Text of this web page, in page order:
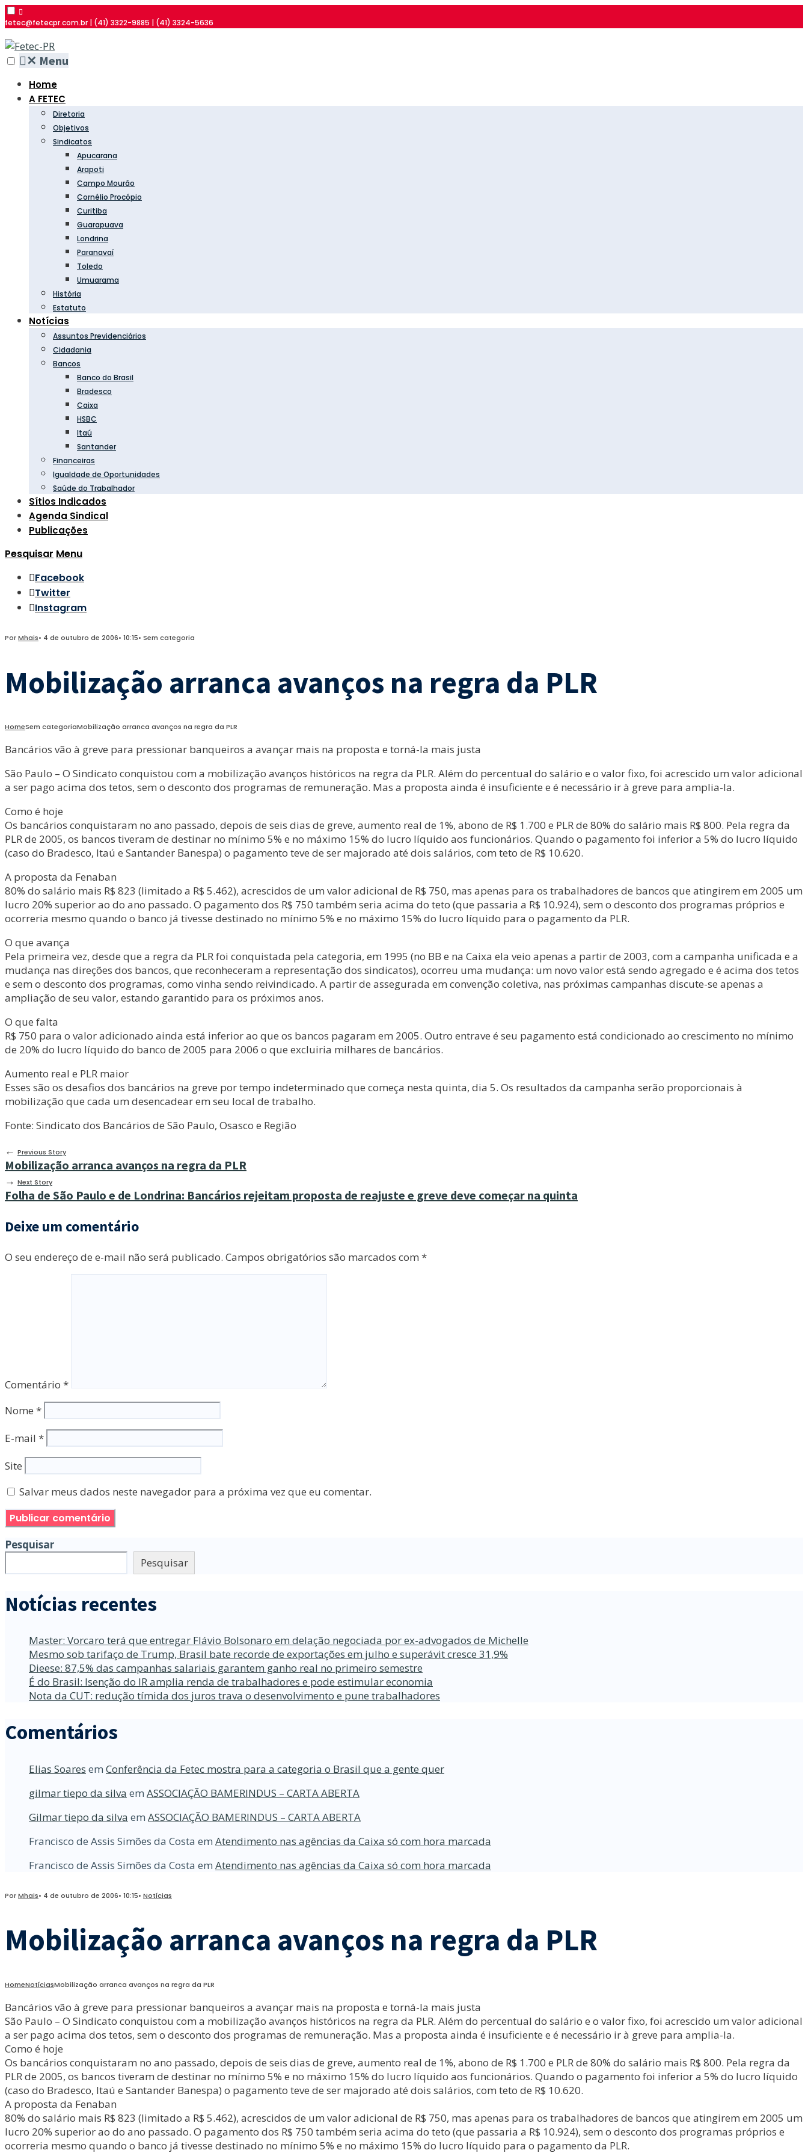
fetec@fetecpr.com.br | (41) 3322-9885 | (41) 3324-5636
✕ Menu
Home
A FETEC
Diretoria
Objetivos
Sindicatos
Apucarana
Arapoti
Campo Mourão
Cornélio Procópio
Curitiba
Guarapuava
Londrina
Paranavaí
Toledo
Umuarama
História
Estatuto
Notícias
Assuntos Previdenciários
Cidadania
Bancos
Banco do Brasil
Bradesco
Caixa
HSBC
Itaú
Santander
Financeiras
Igualdade de Oportunidades
Saúde do Trabalhador
Sítios Indicados
Agenda Sindical
Publicações
Pesquisar Menu
Facebook
Twitter
Instagram
PorMhais• 4 de outubro de 2006• 10:15• Sem categoria
Mobilização arranca avanços na regra da PLR
HomeSem categoriaMobilização arranca avanços na regra da PLR
Bancários vão à greve para pressionar banqueiros a avançar mais na proposta e torná-la mais justa
São Paulo – O Sindicato conquistou com a mobilização avanços históricos na regra da PLR. Além do percentual do salário e o valor fixo, foi acrescido um valor adicional
a ser pago acima dos tetos, sem o desconto dos programas de remuneração. Mas a proposta ainda é insuficiente e é necessário ir à greve para amplia-la.
Como é hoje
Os bancários conquistaram no ano passado, depois de seis dias de greve, aumento real de 1%, abono de R$ 1.700 e PLR de 80% do salário mais R$ 800. Pela regra da
PLR de 2005, os bancos tiveram de destinar no mínimo 5% e no máximo 15% do lucro líquido aos funcionários. Quando o pagamento foi inferior a 5% do lucro líquido
(caso do Bradesco, Itaú e Santander Banespa) o pagamento teve de ser majorado até dois salários, com teto de R$ 10.620.
A proposta da Fenaban
80% do salário mais R$ 823 (limitado a R$ 5.462), acrescidos de um valor adicional de R$ 750, mas apenas para os trabalhadores de bancos que atingirem em 2005 um
lucro 20% superior ao do ano passado. O pagamento dos R$ 750 também seria acima do teto (que passaria a R$ 10.924), sem o desconto dos programas próprios e
ocorreria mesmo quando o banco já tivesse destinado no mínimo 5% e no máximo 15% do lucro líquido para o pagamento da PLR.
O que avança
Pela primeira vez, desde que a regra da PLR foi conquistada pela categoria, em 1995 (no BB e na Caixa ela veio apenas a partir de 2003, com a campanha unificada e a
mudança nas direções dos bancos, que reconheceram a representação dos sindicatos), ocorreu uma mudança: um novo valor está sendo agregado e é acima dos tetos
e sem o desconto dos programas, como vinha sendo reivindicado. A partir de assegurada em convenção coletiva, nas próximas campanhas discute-se apenas a
ampliação de seu valor, estando garantido para os próximos anos.
O que falta
R$ 750 para o valor adicionado ainda está inferior ao que os bancos pagaram em 2005. Outro entrave é seu pagamento está condicionado ao crescimento no mínimo
de 20% do lucro líquido do banco de 2005 para 2006 o que excluiria milhares de bancários.
Aumento real e PLR maior
Esses são os desafios dos bancários na greve por tempo indeterminado que começa nesta quinta, dia 5. Os resultados da campanha serão proporcionais à
mobilização que cada um desencadear em seu local de trabalho.
Fonte: Sindicato dos Bancários de São Paulo, Osasco e Região
← Previous Story
Mobilização arranca avanços na regra da PLR
→ Next Story
Folha de São Paulo e de Londrina: Bancários rejeitam proposta de reajuste e greve deve começar na quinta
Deixe um comentário
O seu endereço de e-mail não será publicado. Campos obrigatórios são marcados com *
Comentário *
Nome *
E-mail *
Site
Salvar meus dados neste navegador para a próxima vez que eu comentar.
Pesquisar
Pesquisar
Notícias recentes
Master: Vorcaro terá que entregar Flávio Bolsonaro em delação negociada por ex-advogados de Michelle
Mesmo sob tarifaço de Trump, Brasil bate recorde de exportações em julho e superávit cresce 31,9%
Dieese: 87,5% das campanhas salariais garantem ganho real no primeiro semestre
É do Brasil: Isenção do IR amplia renda de trabalhadores e pode estimular economia
Nota da CUT: redução tímida dos juros trava o desenvolvimento e pune trabalhadores
Comentários
Elias Soares em Conferência da Fetec mostra para a categoria o Brasil que a gente quer
gilmar tiepo da silva em ASSOCIAÇÃO BAMERINDUS – CARTA ABERTA
Gilmar tiepo da silva em ASSOCIAÇÃO BAMERINDUS – CARTA ABERTA
Francisco de Assis Simões da Costa em Atendimento nas agências da Caixa só com hora marcada
Francisco de Assis Simões da Costa em Atendimento nas agências da Caixa só com hora marcada
PorMhais• 4 de outubro de 2006• 10:15• Notícias
Mobilização arranca avanços na regra da PLR
HomeNotíciasMobilização arranca avanços na regra da PLR
Bancários vão à greve para pressionar banqueiros a avançar mais na proposta e torná-la mais justa
São Paulo – O Sindicato conquistou com a mobilização avanços históricos na regra da PLR. Além do percentual do salário e o valor fixo, foi acrescido um valor adicional
a ser pago acima dos tetos, sem o desconto dos programas de remuneração. Mas a proposta ainda é insuficiente e é necessário ir à greve para amplia-la.
Como é hoje
Os bancários conquistaram no ano passado, depois de seis dias de greve, aumento real de 1%, abono de R$ 1.700 e PLR de 80% do salário mais R$ 800. Pela regra da
PLR de 2005, os bancos tiveram de destinar no mínimo 5% e no máximo 15% do lucro líquido aos funcionários. Quando o pagamento foi inferior a 5% do lucro líquido
(caso do Bradesco, Itaú e Santander Banespa) o pagamento teve de ser majorado até dois salários, com teto de R$ 10.620.
A proposta da Fenaban
80% do salário mais R$ 823 (limitado a R$ 5.462), acrescidos de um valor adicional de R$ 750, mas apenas para os trabalhadores de bancos que atingirem em 2005 um
lucro 20% superior ao do ano passado. O pagamento dos R$ 750 também seria acima do teto (que passaria a R$ 10.924), sem o desconto dos programas próprios e
ocorreria mesmo quando o banco já tivesse destinado no mínimo 5% e no máximo 15% do lucro líquido para o pagamento da PLR.